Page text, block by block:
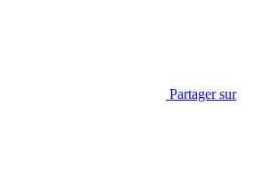
Partager sur